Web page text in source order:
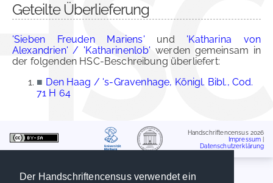
Der Handschriftencensus verwendet ein
Geteilte Überlieferung
'Sieben Freuden Mariens' und 'Katharina von
Alexandrien' / 'Katharinenlob' werden gemeinsam in
der folgenden HSC-Beschreibung überliefert:
■ Den Haag / 's-Gravenhage, Königl. Bibl., Cod.
71 H 64
Handschriftencensus 2026
Impressum
Datenschutzerklärung